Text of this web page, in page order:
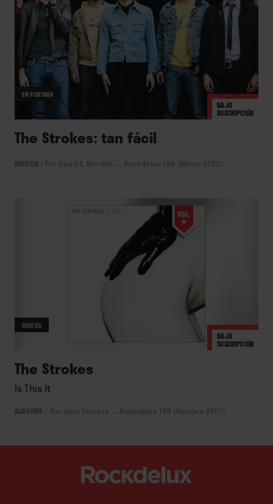
BAJO
SUSCRIPCIÓN
EN PORTADA
The Strokes: tan fácil
MÚSICA Por David S. Mordoh → Rockdelux 194 (Marzo 2002)
BAJO
SUSCRIPCIÓN
DISCOS
The Strokes
Is This It
ÁLBUMES Por Juan Cervera → Rockdelux 189 (Octubre 2001)